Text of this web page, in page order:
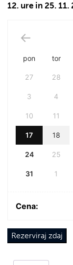
12. ure in 25.
pon tor
27 28
3 4
10 11
17 18
24 25
31 1
Cena:
Rezerviraj zdaj